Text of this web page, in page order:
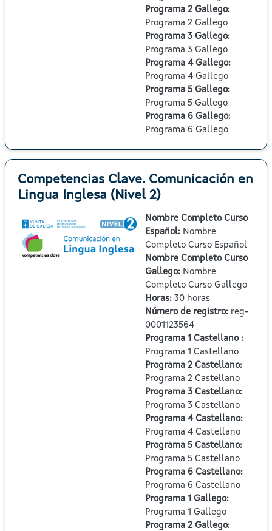
Programa 2 Gallego:
Programa 2 Gallego
Programa 3 Gallego:
Programa 3 Gallego
Programa 4 Gallego:
Programa 4 Gallego
Programa 5 Gallego:
Programa 5 Gallego
Programa 6 Gallego:
Programa 6 Gallego
Competencias Clave. Comunicación en
Lingua Inglesa (Nivel 2)
Nombre Completo Curso
Español: Nombre
Completo Curso Español
Nombre Completo Curso
Gallego: Nombre
Completo Curso Gallego
Horas: 30 horas
Número de registro: reg-
0001123564
Programa 1 Castellano :
Programa 1 Castellano
Programa 2 Castellano:
Programa 2 Castellano
Programa 3 Castellano:
Programa 3 Castellano
Programa 4 Castellano:
Programa 4 Castellano
Programa 5 Castellano:
Programa 5 Castellano
Programa 6 Castellano:
Programa 6 Castellano
Programa 1 Gallego:
Programa 1 Gallego
Programa 2 Gallego: